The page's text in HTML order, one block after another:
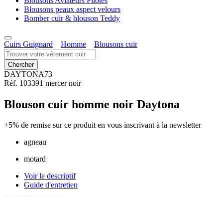
Blousons peaux aspect velours
Bomber cuir & blouson Teddy
Cuirs Guignard Homme Blousons cuir
DAYTONA73
Réf. 103391 mercer noir
Blouson cuir homme noir Daytona
+5% de remise sur ce produit en vous inscrivant à la newsletter
agneau
motard
Voir le descriptif
Guide d'entretien